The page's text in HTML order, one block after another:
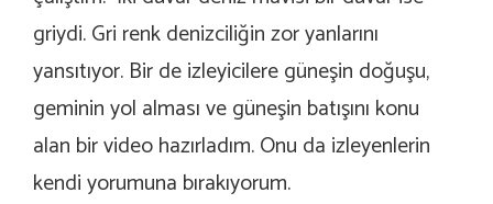
griydi. Gri renk denizciliğin zor yanlarını
yansıtıyor. Bir de izleyicilere güneşin doğuşu,
geminin yol alması ve güneşin batışını konu
alan bir video hazırladım. Onu da izleyenlerin
kendi yorumuna bırakıyorum.